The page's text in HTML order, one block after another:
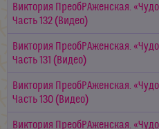
Виктория ПреобРАженская.
Часть 132 (Видео)
Виктория ПреобРАженская.
Часть 131 (Видео)
Виктория ПреобРАженская.
Часть 130 (Видео)
Виктория ПреобРАженская.